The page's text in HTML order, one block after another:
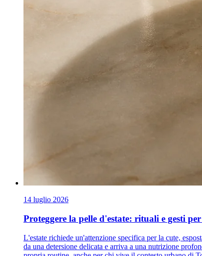
14 luglio 2026
Proteggere la pelle d'estate: rituali e gesti
L'estate richiede un'attenzione specifica per la cute,
da una detersione delicata e arriva a una nutrizione